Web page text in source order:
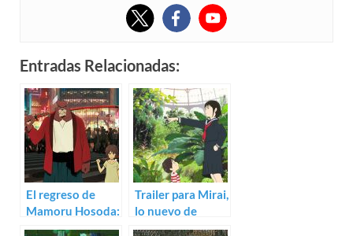
Entradas Relacionadas:
El regreso de
Mamoru Hosoda:
teaser de The
Trailer para Mirai,
lo nuevo de
Mamoru Hosoda